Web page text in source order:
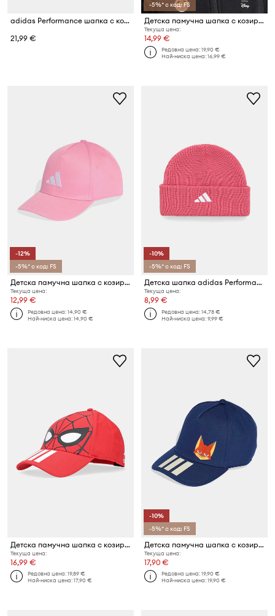
adidas Performance шапка с козирка за деца от памук DISNEY MINNIE MOUSE
21,99 €
-5%* с код: FS
Детска памучна шапка с козирка adidas Performance DISNEY
Текуща цена:
14,99 €
Редовна цена:19,90 €
Най-ниска цена:16,99 €
-12%
-5%* с код: FS
Детска памучна шапка с козирка adidas Performance
Текуща цена:
12,99 €
Редовна цена:14,90 €
Най-ниска цена:14,90 €
-10%
-5%* с код: FS
Детска шапка adidas Performance
Текуща цена:
8,99 €
Редовна цена:14,78 €
Най-ниска цена:9,99 €
Детска памучна шапка с козирка adidas Performance Marvel
Текуща цена:
16,99 €
Редовна цена:19,89 €
Най-ниска цена:17,90 €
-10%
-5%* с код: FS
Детска памучна шапка с козирка adidas Performance Zootopia
Текуща цена:
17,90 €
Редовна цена:19,90 €
Най-ниска цена:19,90 €